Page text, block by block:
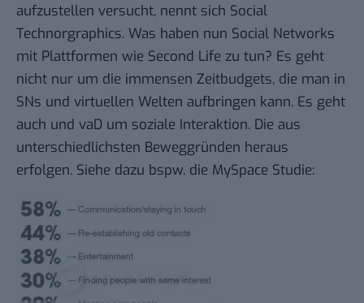
aufzustellen versucht, nennt sich Social
Technorgraphics. Was haben nun Social Networks
mit Plattformen wie Second Life zu tun? Es geht
nicht nur um die immensen Zeitbudgets, die man in
SNs und virtuellen Welten aufbringen kann. Es geht
auch und vaD um soziale Interaktion. Die aus
unterschiedlichsten Beweggründen heraus
erfolgen. Siehe dazu bspw. die MySpace Studie: